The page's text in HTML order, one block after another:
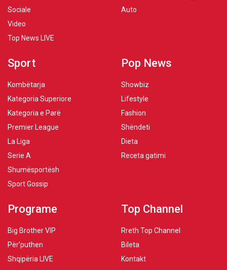
Sociale
Video
Top News LIVE
Auto
Sport
Kombëtarja
Kategoria Superiore
Kategoria e Parë
Premier League
La Liga
Serie A
Shumësportësh
Sport Gossip
Pop News
Showbiz
Lifestyle
Fashion
Shëndeti
Dieta
Receta gatimi
Programe
Big Brother VIP
Për’puthen
Shqipëria LIVE
Top Channel
Rreth Top Channel
Bileta
Kontakt